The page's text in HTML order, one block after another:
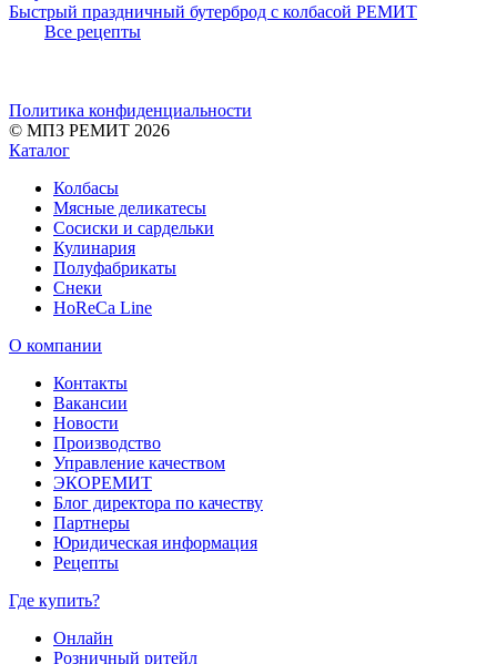
Быстрый праздничный бутерброд с колбасой РЕМИТ
Все рецепты
Политика конфиденциальности
© МПЗ РЕМИТ 2026
Каталог
Колбасы
Мясные деликатесы
Сосиски и сардельки
Кулинария
Полуфабрикаты
Снеки
HoReCa Line
О компании
Контакты
Вакансии
Новости
Производство
Управление качеством
ЭКОРЕМИТ
Блог директора по качеству
Партнеры
Юридическая информация
Рецепты
Где купить?
Онлайн
Розничный ритейл